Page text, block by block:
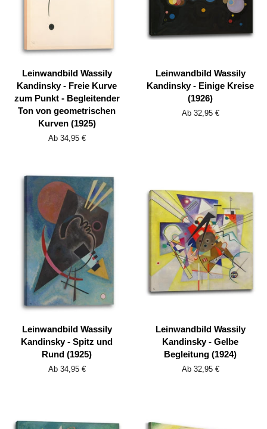
Leinwandbild Wassily
Kandinsky - Freie Kurve
zum Punkt - Begleitender
Ton von geometrischen
Kurven (1925)
Ab 34,95 €
Leinwandbild Wassily
Kandinsky - Einige Kreise
(1926)
Ab 32,95 €
Leinwandbild Wassily
Kandinsky - Spitz und
Rund (1925)
Ab 34,95 €
Leinwandbild Wassily
Kandinsky - Gelbe
Begleitung (1924)
Ab 32,95 €